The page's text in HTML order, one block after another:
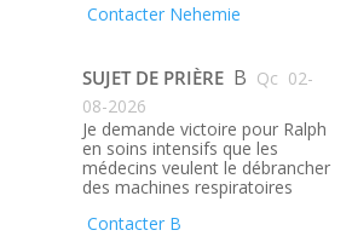
Contacter Nehemie
SUJET DE PRIÈRE B Qc 02-
08-2026
Je demande victoire pour Ralph
en soins intensifs que les
médecins veulent le débrancher
des machines respiratoires
Contacter B